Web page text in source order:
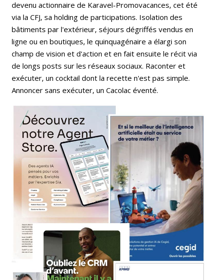
devenu actionnaire de Karavel-Promovacances, cet été
via la CFJ, sa holding de participations. Isolation des
bâtiments par l'extérieur, séjours dégriffés vendus en
ligne ou en boutiques, le quinquagénaire a élargi son
champ de vision et d'action et en fait ensuite le récit via
de longs posts sur les réseaux sociaux. Raconter et
exécuter, un cocktail dont la recette n'est pas simple.
Annoncer sans exécuter, un Cacolac éventé.